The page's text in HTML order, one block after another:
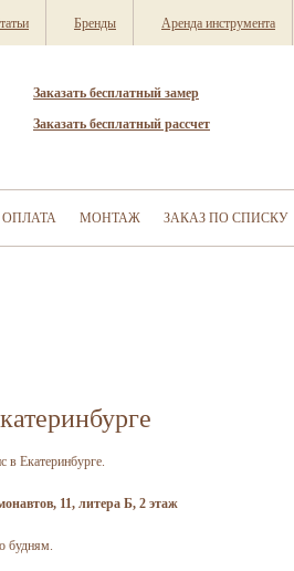
Бренды Аренда инструмента
Заказать бесплатный замер
Заказать бесплатный рассчет
МОНТАЖ ЗАКАЗ ПО СПИСКУ
Екатеринбурге.
11, литера Б, 2 этаж
будням.